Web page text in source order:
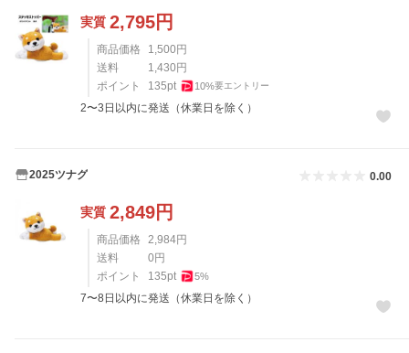
実質 2,795円
商品価格 1,500円
送料
1,430円
ポイント
135pt 10%要エントリー
2〜3日以内に発送（休業日を除く）
2025ツナグ 0.00
実質 2,849円
商品価格 2,984円
送料
0円
ポイント
135pt 5%
7〜8日以内に発送（休業日を除く）